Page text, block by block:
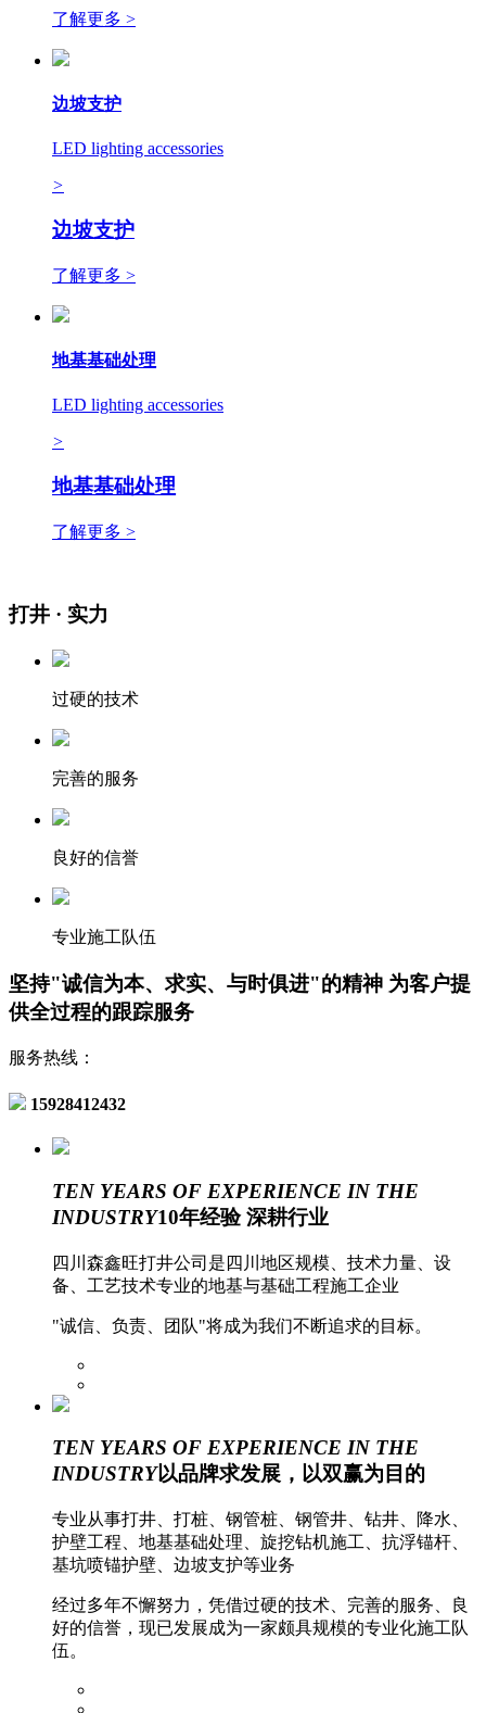
了解更多 >
边坡支护
LED lighting accessories
>
边坡支护
了解更多 >
地基基础处理
LED lighting accessories
>
地基基础处理
了解更多 >
打井 · 实力
过硬的技术
完善的服务
良好的信誉
专业施工队伍
坚持"诚信为本、求实、与时俱进"的精神 为客户提
供全过程的跟踪服务
服务热线：
15928412432
TEN YEARS OF EXPERIENCE IN THE
INDUSTRY10年经验 深耕行业
四川森鑫旺打井公司是四川地区规模、技术力量、设
备、工艺技术专业的地基与基础工程施工企业
"诚信、负责、团队"将成为我们不断追求的目标。
TEN YEARS OF EXPERIENCE IN THE
INDUSTRY以品牌求发展，以双赢为目的
专业从事打井、打桩、钢管桩、钢管井、钻井、降水、
护壁工程、地基基础处理、旋挖钻机施工、抗浮锚杆、
基坑喷锚护壁、边坡支护等业务
经过多年不懈努力，凭借过硬的技术、完善的服务、良
好的信誉，现已发展成为一家颇具规模的专业化施工队
伍。